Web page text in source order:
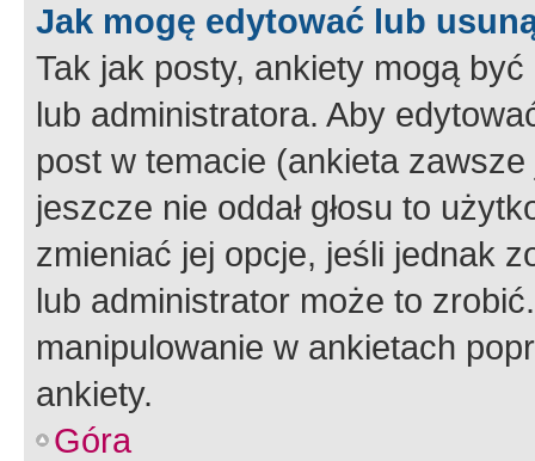
Jak mogę edytować lub
Tak jak posty, ankiety mogą
lub administratora. Aby
post w temacie (ankieta
jeszcze nie oddał głosu to
zmieniać jej opcje, jeśli jednak
lub administrator może to
manipulowanie w ankietach
ankiety.
Góra